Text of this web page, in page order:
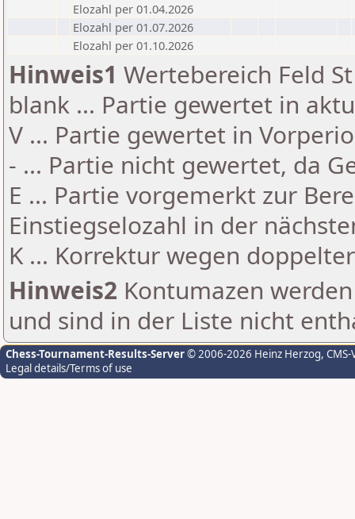
Elozahl per 01.04.2026
Elozahl per 01.07.2026
Elozahl per 01.10.2026
Hinweis1 Wertebereich Feld
blank ... Partie gewertet in
V ... Partie gewertet in
- ... Partie nicht gewertet, da
E ... Partie vorgemerkt zur
Einstiegselozahl in der
K ... Korrektur wegen
Hinweis2 Kontumazen
und sind in der Liste nicht
Chess-Tournament-Results-Server© 2006-2026 Heinz Herzog,
Legal details/Terms of use